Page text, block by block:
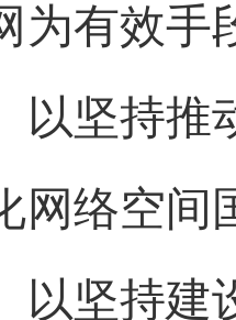
为有效手
以坚持推
网络空间
以坚持建